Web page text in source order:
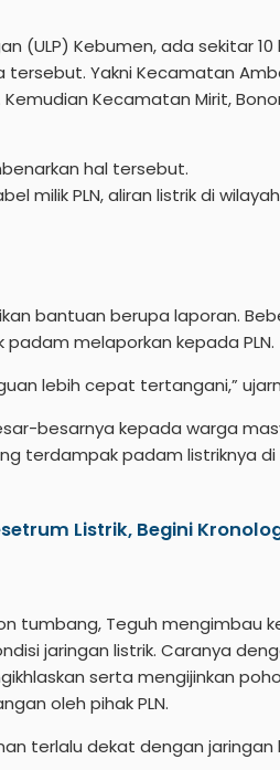
(ULP) Kebumen, ada sekitar
Yakni Kecamatan
Kecamatan Mirit,
hal tersebut.
milik PLN, aliran listrik di
bantuan berupa laporan.
melaporkan kepada PLN.
lebih cepat tertangani,”
besarnya kepada warga
terdampak padam listriknya di
Listrik, Begini
tumbang, Teguh mengimbau
jaringan listrik. Caranya
serta mengijinkan
oleh pihak PLN.
terlalu dekat dengan jaringan